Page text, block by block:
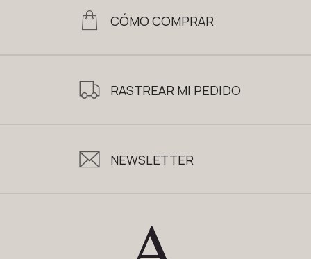
CÓMO COMPRAR
RASTREAR MI PEDIDO
NEWSLETTER